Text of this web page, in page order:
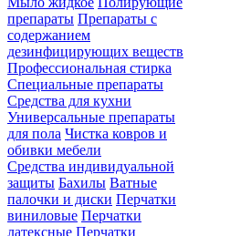
препараты Препараты с
содержанием
дезинфицирующих веществ
Профессиональная стирка
Специальные препараты
Средства для кухни
Универсальные препараты
для пола Чистка ковров и
обивки мебели
Средства индивидуальной
защиты Бахилы Ватные
палочки и диски Перчатки
виниловые Перчатки
латексные Перчатки